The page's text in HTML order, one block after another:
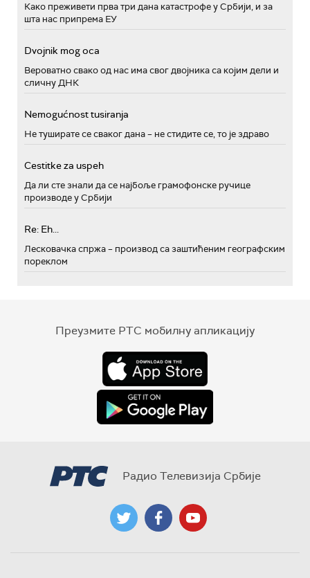
Како преживети прва три дана катастрофе у Србији, и за
шта нас припрема ЕУ
Dvojnik mog oca
Вероватно свако од нас има свог двојника са којим дели и
сличну ДНК
Nemogućnost tusiranja
Не туширате се сваког дана – не стидите се, то је здраво
Cestitke za uspeh
Да ли сте знали да се најбоље грамофонске ручице
производе у Србији
Re: Eh...
Лесковачка спржа – производ са заштићеним географским
пореклом
Преузмите РТС мобилну апликацију
Радио Телевизија Србије